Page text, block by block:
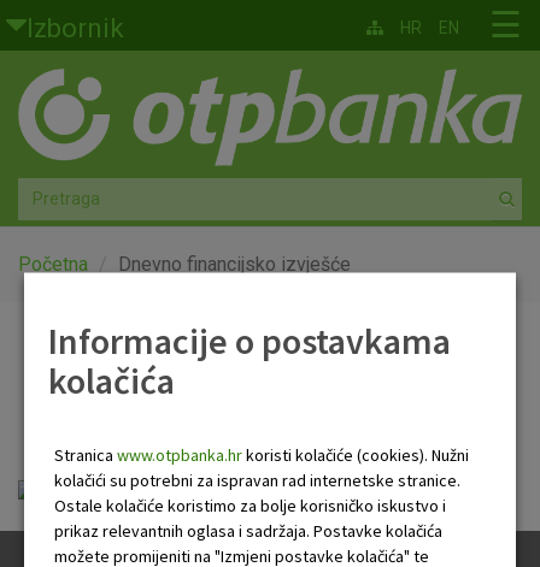
Skoči na glavni sadržaj
Izbornik
Građani
Privatno bankarstvo
Agro
Mala poduzeća i obrtnici
Globalna tržišta
O nama
☰
HR EN
Početna Dnevno financijsko izvješće
Dnevno financijsko
otp_dnevno_financijsko_izvjesce.pdf
Informacije o postavkama
kolačića
Stranica www.otpbanka.hrkoristi kolačiće (cookies). Nužni
kolačići su potrebni za ispravan rad internetske stranice.
Ostale kolačiće koristimo za bolje korisničko iskustvo i
prikaz relevantnih oglasa i sadržaja. Postavke kolačića
možete promijeniti na "Izmjeni postavke kolačića" te